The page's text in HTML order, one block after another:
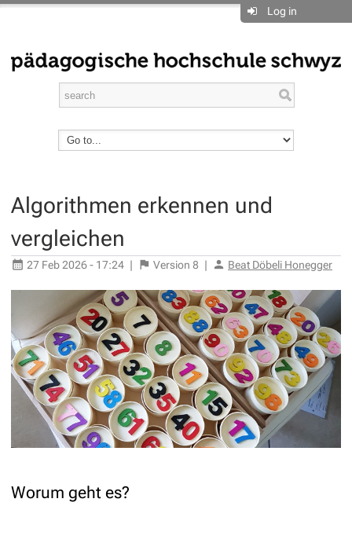
Log in
Algorithmen erkennen und
vergleichen
27 Feb 2026 - 17:24 | Version 8 | Beat Döbeli Honegger
Worum geht es?